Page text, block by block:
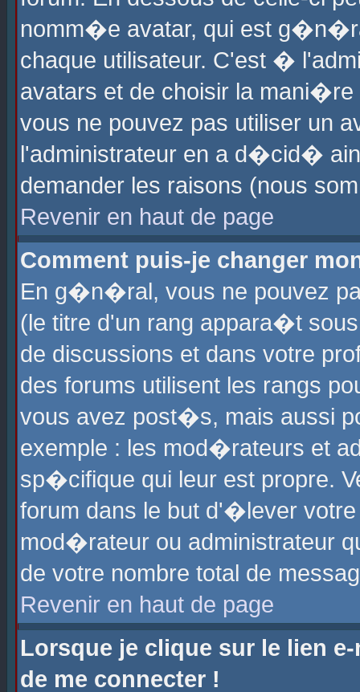
nomm�e avatar, qui est
chaque utilisateur. C'est �
avatars et de choisir la
vous ne pouvez pas utiliser un
l'administrateur en a d�cid�
demander les raisons (nous
Revenir en haut de page
Comment puis-je changer
En g�n�ral, vous ne pouvez
(le titre d'un rang appara�t
de discussions et dans votre
des forums utilisent les rangs
vous avez post�s, mais aussi
exemple : les mod�rateurs et
sp�cifique qui leur est propre.
forum dans le but d'�lever
mod�rateur ou administrateur
de votre nombre total de
Revenir en haut de page
Lorsque je clique sur le lien
de me connecter !